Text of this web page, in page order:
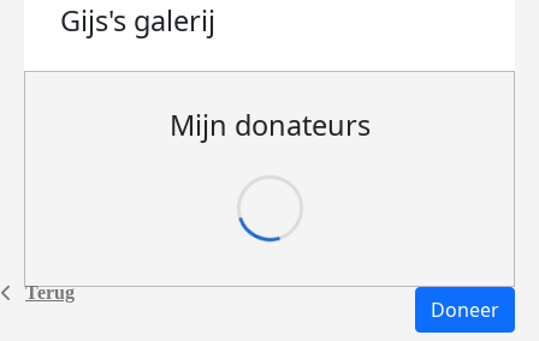
Terug
Gijs's galerij
Mijn donateurs
Doneer